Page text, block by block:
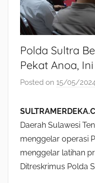
Polda Sultra
Pekat Anoa,
Posted on 15/05/
Daerah Sulawesi
menggelar operasi
menggelar latihan
Ditreskrimus Polda